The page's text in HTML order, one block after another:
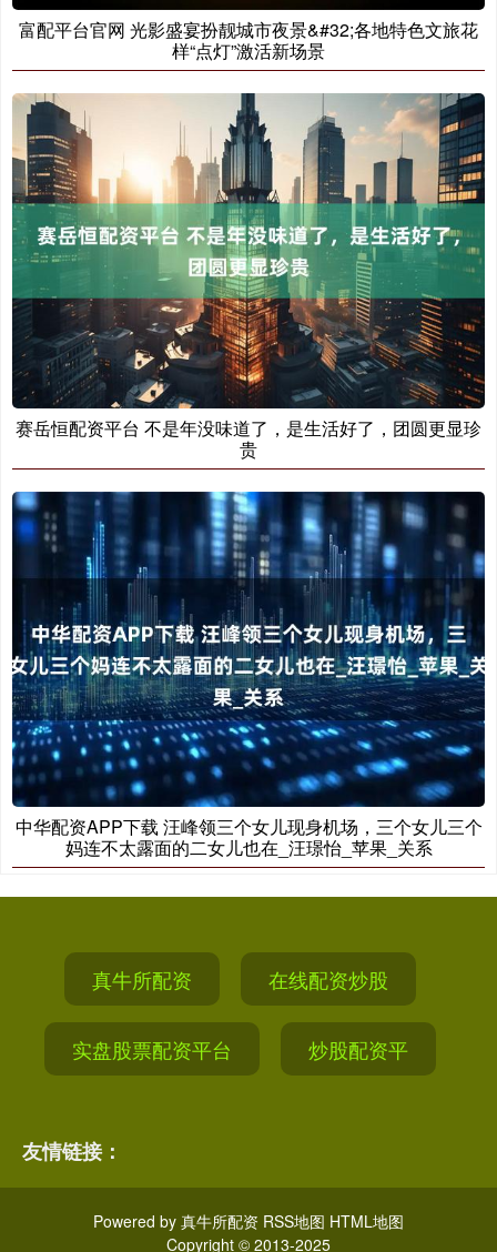
富配平台官网 光影盛宴扮靓城市夜景&#32;各地特色文旅花
样“点灯”激活新场景
赛岳恒配资平台 不是年没味道了，是生活好了，团圆更显珍
贵
中华配资APP下载 汪峰领三个女儿现身机场，三个女儿三个
妈连不太露面的二女儿也在_汪璟怡_苹果_关系
真牛所配资 在线配资炒股
实盘股票配资平台 炒股配资平
友情链接：
Powered by 真牛所配资 RSS地图 HTML地图
Copyright © 2013-2025